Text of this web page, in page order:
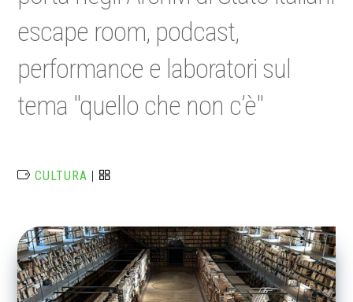
escape room, podcast,
performance e laboratori sul
tema "quello che non c’è"
CULTURA |